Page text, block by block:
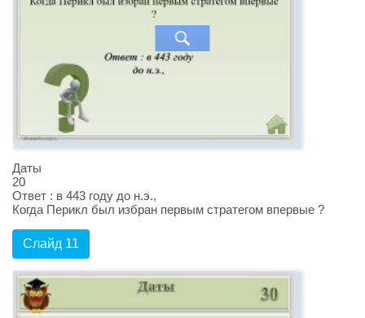
Даты
20
Ответ : в 443 году до н.э.,
Когда Перикл был избран первым стратегом впервые ?
Слайд 11